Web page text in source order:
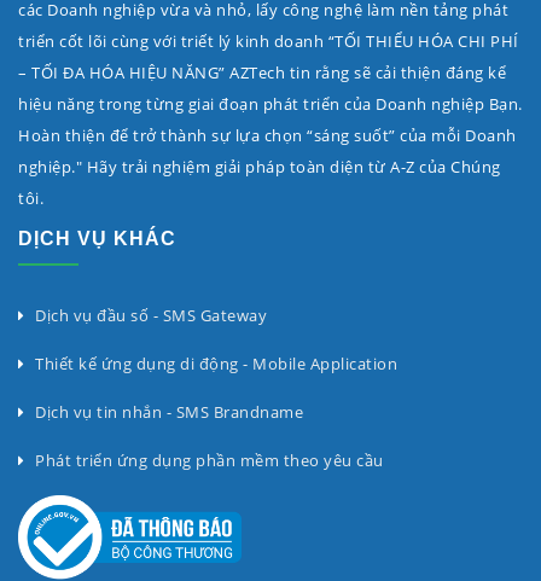
các Doanh nghiệp vừa và nhỏ, lấy công nghệ làm nền tảng phát
triển cốt lõi cùng với triết lý kinh doanh “TỐI THIỂU HÓA CHI PHÍ
– TỐI ĐA HÓA HIỆU NĂNG” AZTech tin rằng sẽ cải thiện đáng kể
hiệu năng trong từng giai đoạn phát triển của Doanh nghiệp Bạn.
Hoàn thiện để trở thành sự lựa chọn “sáng suốt” của mỗi Doanh
nghiệp." Hãy trải nghiệm giải pháp toàn diện từ A-Z của Chúng
tôi.
DỊCH VỤ KHÁC
Dịch vụ đầu số - SMS Gateway
Thiết kế ứng dụng di động - Mobile Application
Dịch vụ tin nhắn - SMS Brandname
Phát triển ứng dụng phần mềm theo yêu cầu